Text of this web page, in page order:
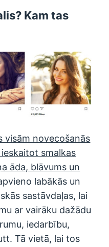
Kam tas
visām novecošanās
smalkas
āda, blāvums un
labākās un
sastāvdaļas, lai
ar vairāku dažādu
iedarbību,
Tā vietā, lai tos